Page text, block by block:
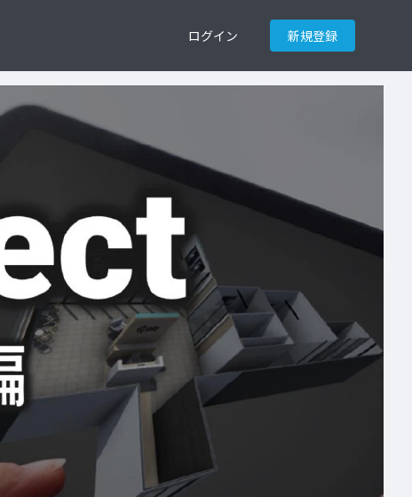
ログイン 新規登録